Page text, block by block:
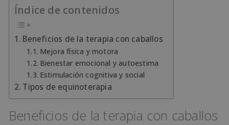
Índice de contenidos
Beneficios de la terapia con caballos
Mejora física y motora
Bienestar emocional y autoestima
Estimulación cognitiva y social
Tipos de equinoterapia
Beneficios de la terapia con caballos